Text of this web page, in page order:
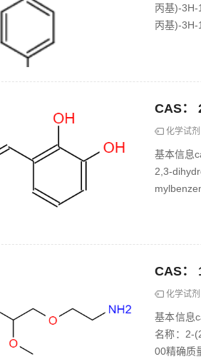
丙基)-
丙基)-3H-
化学试剂
基本信息
2,3-
化学试剂
基本信息
名称：2-
00精确质